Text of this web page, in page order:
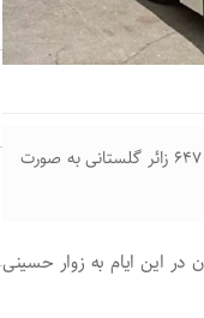
رئیس شورای هماهنگی امور راه و شهرسازی گلستان گفت: در ایام اربعین امسال ۲۶ هزار و ۶۴۷ زائر گلستانی به صورت
حسینی، دو هزار و ۸۰۰ راننده این استان در این ایام به زوار حسینی